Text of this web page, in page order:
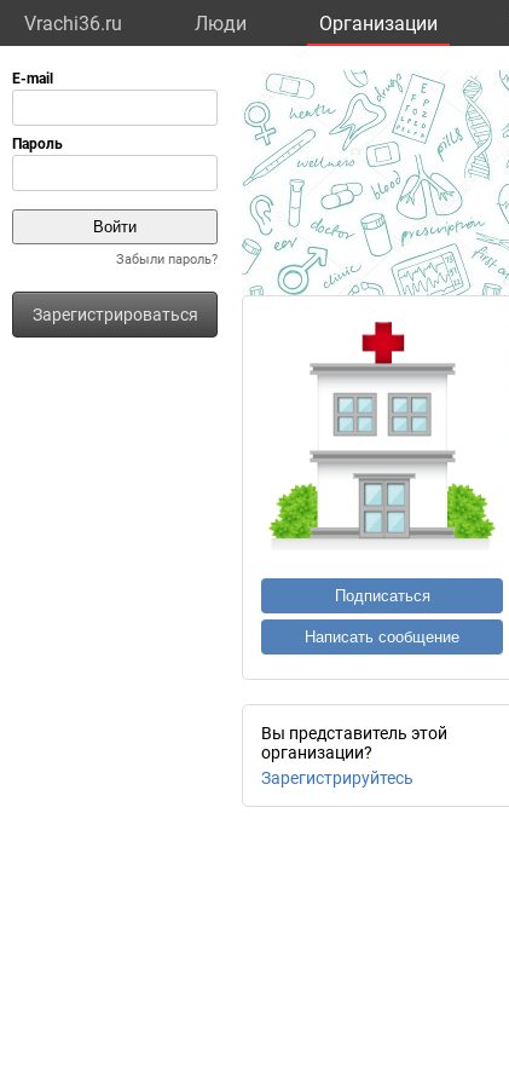
Vrachi36.ru Люди Организации
Забыли пароль?
Зарегистрироваться
Подписаться
Написать сообщение
Вы представитель этой
организации?
Зарегистрируйтесь